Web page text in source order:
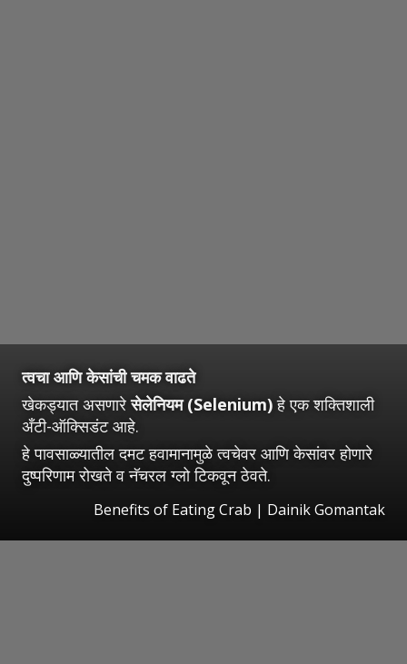
त्वचा आणि केसांची चमक वाढते
खेकड्यात असणारेसेलेनियम (Selenium)हे एक शक्तिशाली
अँटी-ऑक्सिडंट आहे.
हे पावसाळ्यातील दमट हवामानामुळे त्वचेवर आणि केसांवर होणारे
दुष्परिणाम रोखते व नॅचरल ग्लो टिकवून ठेवते.
Benefits of Eating Crab | Dainik Gomantak